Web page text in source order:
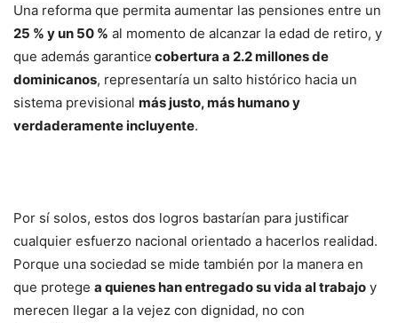
Una reforma que permita aumentar las pensiones entre un
25 % y un 50 % al momento de alcanzar la edad de retiro, y
que además garantice cobertura a 2.2 millones de
dominicanos, representaría un salto histórico hacia un
sistema previsional más justo, más humano y
verdaderamente incluyente.
Por sí solos, estos dos logros bastarían para justificar
cualquier esfuerzo nacional orientado a hacerlos realidad.
Porque una sociedad se mide también por la manera en
que protege a quienes han entregado su vida al trabajo y
merecen llegar a la vejez con dignidad, no con